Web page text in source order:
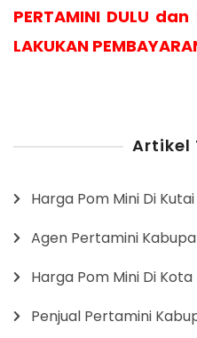
PERTAMINI DULU dan
LAKUKAN
Artikel
Harga Pom Mini Di
Agen Pertamini
Harga Pom Mini Di
Penjual Pertamini